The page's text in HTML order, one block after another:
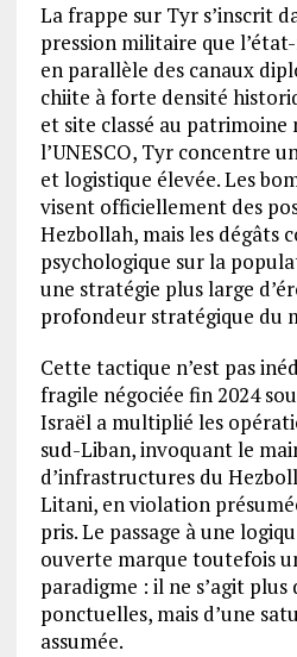
La frappe sur Tyr s’inscrit
pression militaire que
en parallèle des canaux
chiite à forte densité
et site classé au patrimoine
l’UNESCO, Tyr concentre
et logistique élevée. Les
visent officiellement des
Hezbollah, mais les dégâts
psychologique sur la
une stratégie plus large
profondeur stratégique du
Cette tactique n’est pas
fragile négociée fin 2024
Israël a multiplié les
sud-Liban, invoquant le
d’infrastructures du
Litani, en violation
pris. Le passage à une
ouverte marque toutefois
paradigme : il ne s’agit plus
ponctuelles, mais d’une
assumée.